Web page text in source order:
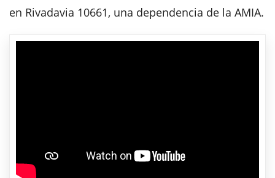
en Rivadavia 10661, una dependencia de la AMIA.